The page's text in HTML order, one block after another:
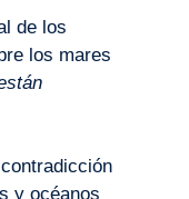
de los
los mares
y océanos